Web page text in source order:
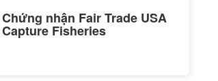
Chứng nhận Fair Trade USA
Capture Fisheries